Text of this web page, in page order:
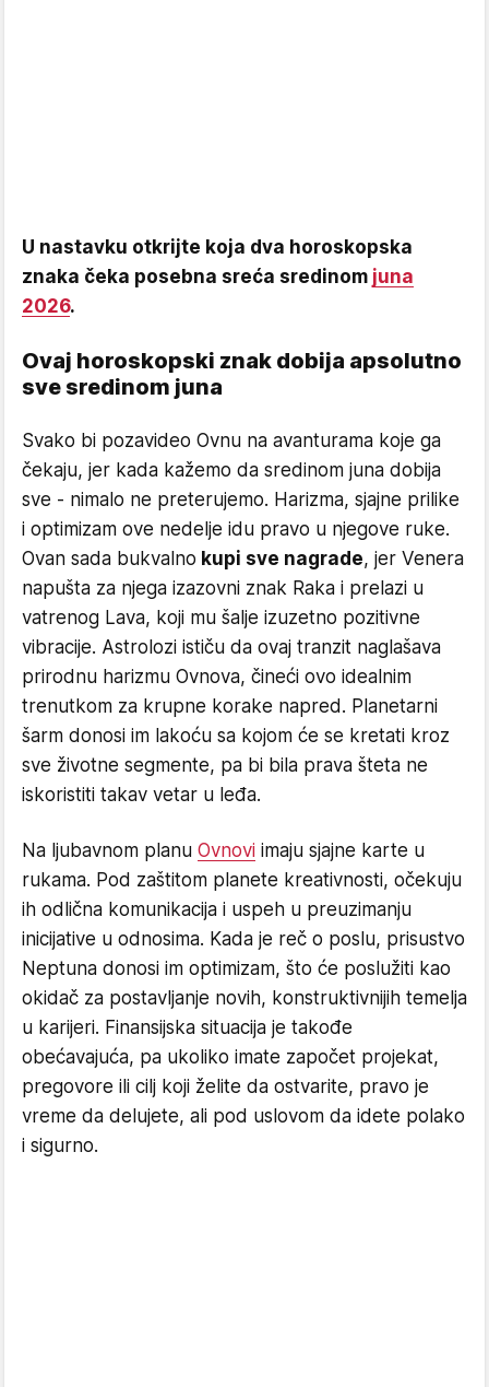
U nastavku otkrijte koja dva horoskopska
znaka čeka posebna sreća sredinom juna
2026.
Ovaj horoskopski znak dobija apsolutno
sve sredinom juna
Svako bi pozavideo Ovnu na avanturama koje ga
čekaju, jer kada kažemo da sredinom juna dobija
sve - nimalo ne preterujemo. Harizma, sjajne prilike
i optimizam ove nedelje idu pravo u njegove ruke.
Ovan sada bukvalno kupi sve nagrade, jer Venera
napušta za njega izazovni znak Raka i prelazi u
vatrenog Lava, koji mu šalje izuzetno pozitivne
vibracije. Astrolozi ističu da ovaj tranzit naglašava
prirodnu harizmu Ovnova, čineći ovo idealnim
trenutkom za krupne korake napred. Planetarni
šarm donosi im lakoću sa kojom će se kretati kroz
sve životne segmente, pa bi bila prava šteta ne
iskoristiti takav vetar u leđa.
Na ljubavnom planu Ovnovi imaju sjajne karte u
rukama. Pod zaštitom planete kreativnosti, očekuju
ih odlična komunikacija i uspeh u preuzimanju
inicijative u odnosima. Kada je reč o poslu, prisustvo
Neptuna donosi im optimizam, što će poslužiti kao
okidač za postavljanje novih, konstruktivnijih temelja
u karijeri. Finansijska situacija je takođe
obećavajuća, pa ukoliko imate započet projekat,
pregovore ili cilj koji želite da ostvarite, pravo je
vreme da delujete, ali pod uslovom da idete polako
i sigurno.